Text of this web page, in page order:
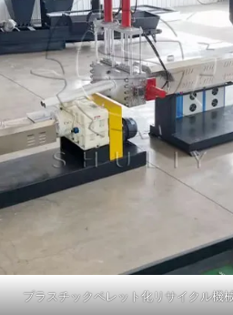
プラスチックペレット化リサイクル機